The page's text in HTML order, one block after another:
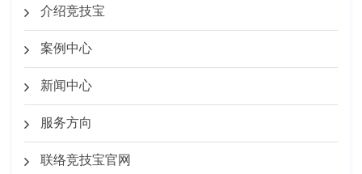
介绍竞技宝
案例中心
新闻中心
服务方向
联络竞技宝官网